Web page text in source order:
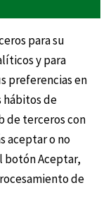
para su
y para
preferencias en
hábitos de
de terceros con
aceptar o no
botón Aceptar,
de